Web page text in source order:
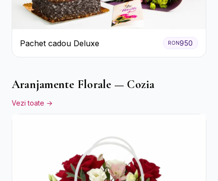
Pachet cadou Deluxe RON950
Aranjamente Florale — Cozia
Vezi toate →